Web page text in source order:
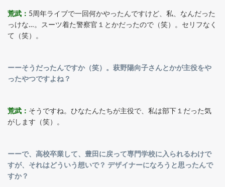
荒武： 5周年ライブで一回何かやったんですけど、私、なんだった
っけな…。スーツ着た警察官１とかだったので（笑）。セリフなく
て（笑）。
ーーそうだったんですか（笑）。萩野陽向子さんとかが主役をや
ったやつですよね？
荒武： そうですね。ひなたんたちが主役で、私は部下１だった気
がします（笑）。
ーーで、高校卒業して、豊田に戻って専門学校に入られるわけで
すが、それはどういう想いで？ デザイナーになろうと思ったんで
すか？